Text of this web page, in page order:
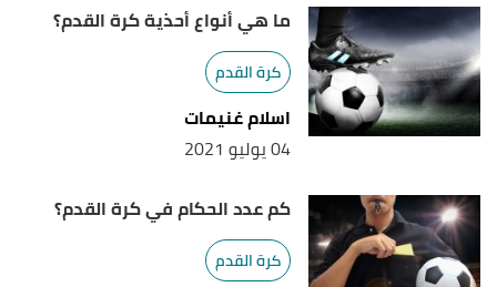
ما هي أنواع أحذية كرة القدم؟
كرة القدم
اسلام غنيمات
04 يوليو 2021
كم عدد الحكام في كرة القدم؟
كرة القدم